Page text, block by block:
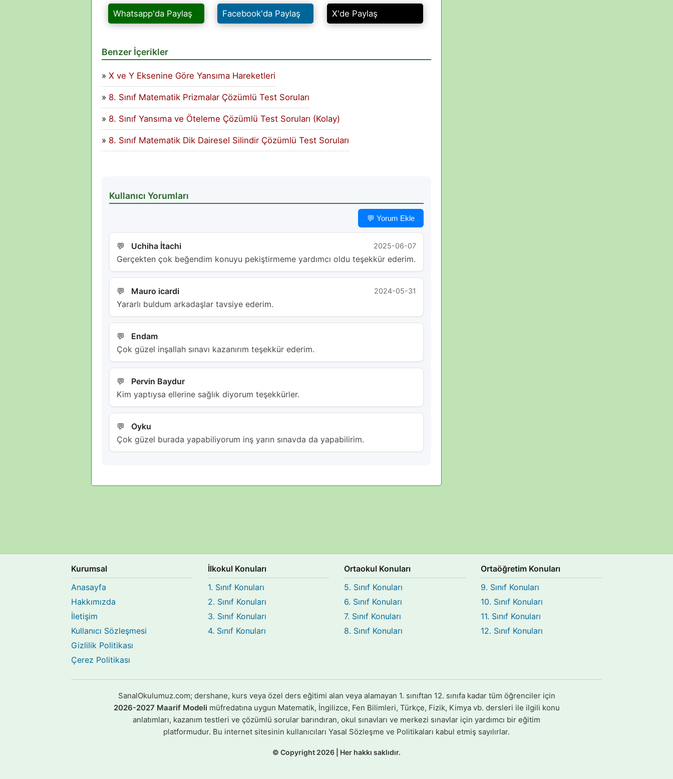
Whatsapp'da Paylaş Facebook'da Paylaş X'de Paylaş
Benzer İçerikler
X ve Y Eksenine Göre Yansıma Hareketleri
8. Sınıf Matematik Prizmalar Çözümlü Test Soruları
8. Sınıf Yansıma ve Öteleme Çözümlü Test Soruları (Kolay)
8. Sınıf Matematik Dik Dairesel Silindir Çözümlü Test Soruları
Kullanıcı Yorumları
💬 Yorum Ekle
Uchiha İtachi 2025-06-07
Gerçekten çok beğendim konuyu pekiştirmeme yardımcı oldu teşekkür ederim.
Mauro icardi 2024-05-31
Yararlı buldum arkadaşlar tavsiye ederim.
Endam
Çok güzel inşallah sınavı kazanırım teşekkür ederim.
Pervin Baydur
Kim yaptıysa ellerine sağlık diyorum teşekkürler.
Oyku
Çok güzel burada yapabiliyorum inş yarın sınavda da yapabilirim.
Kurumsal
Anasayfa
Hakkımızda
İletişim
Kullanıcı Sözleşmesi
Gizlilik Politikası
Çerez Politikası
İlkokul Konuları
1. Sınıf Konuları
2. Sınıf Konuları
3. Sınıf Konuları
4. Sınıf Konuları
Ortaokul Konuları
5. Sınıf Konuları
6. Sınıf Konuları
7. Sınıf Konuları
8. Sınıf Konuları
Ortaöğretim Konuları
9. Sınıf Konuları
10. Sınıf Konuları
11. Sınıf Konuları
12. Sınıf Konuları
SanalOkulumuz.com; dershane, kurs veya özel ders eğitimi alan veya alamayan 1. sınıftan 12. sınıfa kadar tüm öğrenciler için
2026-2027 Maarif Modeli müfredatına uygun Matematik, İngilizce, Fen Bilimleri, Türkçe, Fizik, Kimya vb. dersleri ile ilgili konu
anlatımları, kazanım testleri ve çözümlü sorular barındıran, okul sınavları ve merkezi sınavlar için yardımcı bir eğitim
platformudur. Bu internet sitesinin kullanıcıları Yasal Sözleşme ve Politikaları kabul etmiş sayılırlar.
© Copyright 2026 | Her hakkı saklıdır.